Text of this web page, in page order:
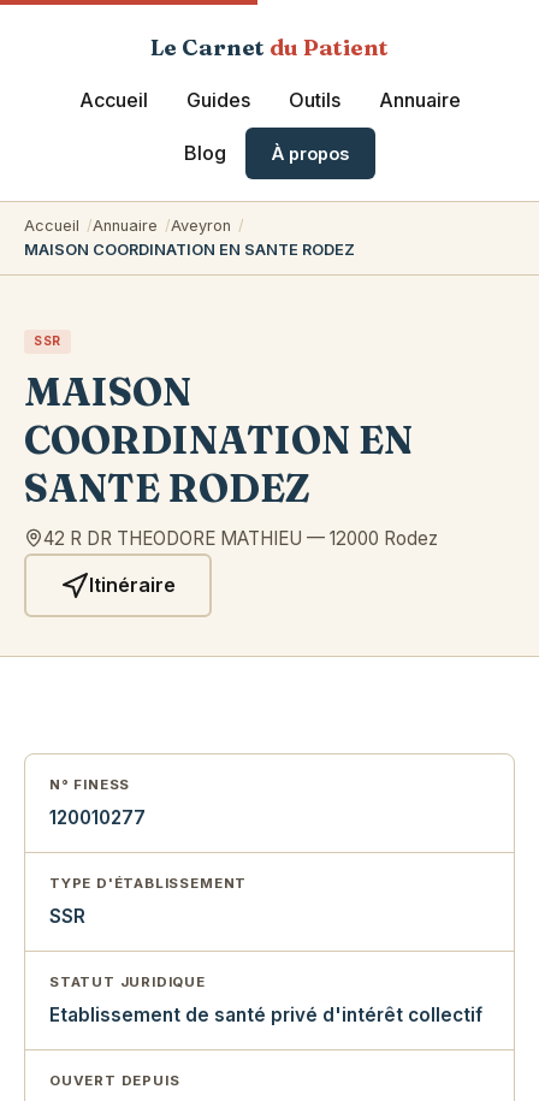
Le Carnet du Patient
Accueil Guides Outils Annuaire
Blog À propos
Accueil Annuaire
Aveyron
MAISON COORDINATION EN SANTE RODEZ
SSR
MAISON
COORDINATION EN
SANTE RODEZ
42 R DR THEODORE MATHIEU — 12000 Rodez
Itinéraire
N° FINESS
120010277
TYPE D'ÉTABLISSEMENT
SSR
STATUT JURIDIQUE
Etablissement de santé privé d'intérêt collectif
OUVERT DEPUIS